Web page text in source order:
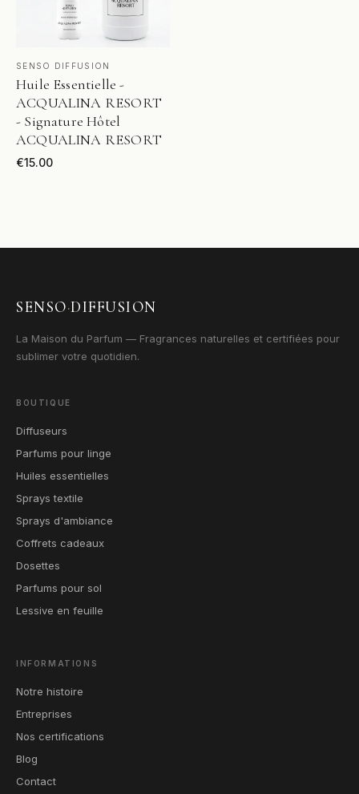
VOIR LE PRODUIT
SENSO DIFFUSION
Huile Essentielle -
ACQUALINA RESORT
- Signature Hôtel
ACQUALINA RESORT
€15.00
SENSO·DIFFUSION
La Maison du Parfum — Fragrances naturelles et certifiées pour
sublimer votre quotidien.
BOUTIQUE
Diffuseurs
Parfums pour linge
Huiles essentielles
Sprays textile
Sprays d'ambiance
Coffrets cadeaux
Dosettes
Parfums pour sol
Lessive en feuille
INFORMATIONS
Notre histoire
Entreprises
Nos certifications
Blog
Contact